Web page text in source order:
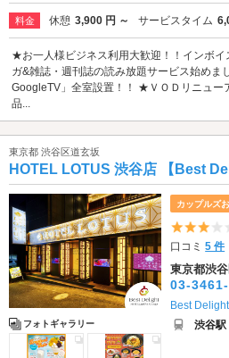
料金 休憩 3,900 円 ～ サービスタイム
★お一人様ビジネス利用大歓迎！！インボ
ガ&雑誌・週刊誌の読み放題サービス始め
GoogleTV」全室設置！！ ★ＶＯＤリニュー
品...
東京都 渋谷区道玄坂
HOTEL LOTUS 渋谷店 【Best
フォトギャラリー
カップルズ
口コミ5 件
東京都渋
03-
Best
渋谷駅